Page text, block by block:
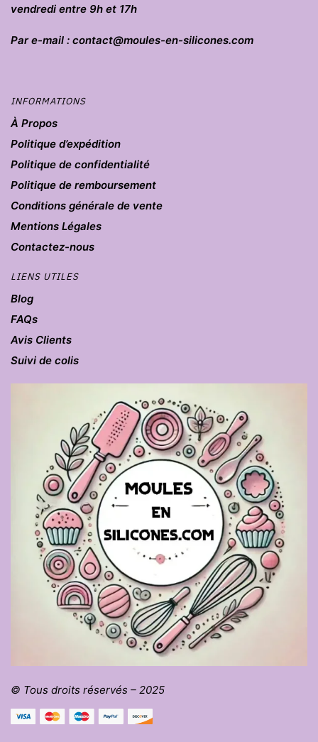
vendredi entre 9h et 17h
Par e-mail : contact@moules-en-silicones.com
INFORMATIONS
À Propos
Politique d’expédition
Politique de confidentialité
Politique de remboursement
Conditions générale de vente
Mentions Légales
Contactez-nous
LIENS UTILES
Blog
FAQs
Avis Clients
Suivi de colis
© Tous droits réservés – 2025